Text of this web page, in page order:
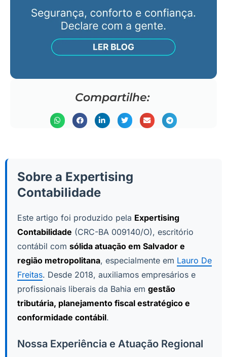
Compartilhe:
Sobre a Expertising
Contabilidade
Este artigo foi produzido pela Expertising
Contabilidade (CRC-BA 009140/O), escritório
contábil com sólida atuação em Salvador e
região metropolitana, especialmente em Lauro De
Freitas. Desde 2018, auxiliamos empresários e
profissionais liberais da Bahia em gestão
tributária, planejamento fiscal estratégico e
conformidade contábil.
Nossa Experiência e Atuação Regional